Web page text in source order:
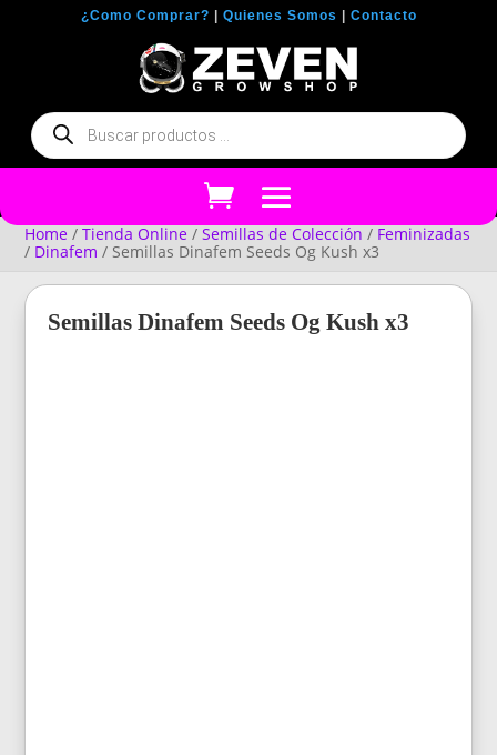
¿Como Comprar? Quienes Somos Contacto
Búsqueda
de
productos
Home /Tienda Online /Semillas de Colección / Feminizadas
/ Dinafem / Semillas Dinafem Seeds Og Kush x3
Semillas Dinafem Seeds Og Kush x3